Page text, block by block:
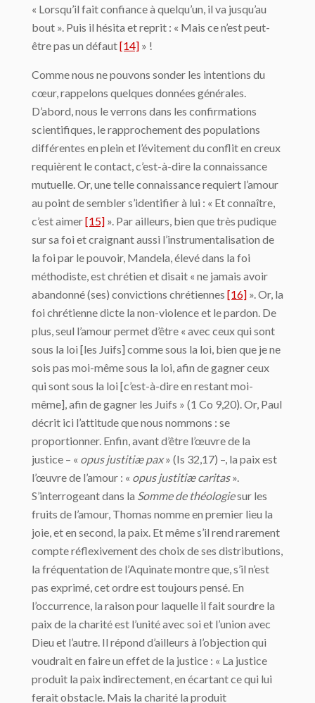
« Lorsqu’il fait confiance à quelqu’un, il va jusqu’au
bout ». Puis il hésita et reprit : « Mais ce n’est peut-
être pas un défaut[14] » !
Comme nous ne pouvons sonder les intentions du
cœur, rappelons quelques données générales.
D’abord, nous le verrons dans les confirmations
scientifiques, le rapprochement des populations
différentes en plein et l’évitement du conflit en creux
requièrent le contact, c’est-à-dire la connaissance
mutuelle. Or, une telle connaissance requiert l’amour
au point de sembler s’identifier à lui : « Et connaître,
c’est aimer[15] ». Par ailleurs, bien que très pudique
sur sa foi et craignant aussi l’instrumentalisation de
la foi par le pouvoir, Mandela, élevé dans la foi
méthodiste, est chrétien et disait « ne jamais avoir
abandonné (ses) convictions chrétiennes [16] ». Or, la
foi chrétienne dicte la non-violence et le pardon. De
plus, seul l’amour permet d’être « avec ceux qui sont
sous la loi [les Juifs] comme sous la loi, bien que je ne
sois pas moi-même sous la loi, afin de gagner ceux
qui sont sous la loi [c’est-à-dire en restant moi-
même], afin de gagner les Juifs » (1 Co 9,20). Or, Paul
décrit ici l’attitude que nous nommons : se
proportionner. Enfin, avant d’être l’œuvre de la
justice – « opus justitiæ pax» (Is 32,17) –, la paix est
l’œuvre de l’amour : « opus justitiæ caritas».
S’interrogeant dans la Somme de théologiesur les
fruits de l’amour, Thomas nomme en premier lieu la
joie, et en second, la paix. Et même s’il rend rarement
compte réflexivement des choix de ses distributions,
la fréquentation de l’Aquinate montre que, s’il n’est
pas exprimé, cet ordre est toujours pensé. En
l’occurrence, la raison pour laquelle il fait sourdre la
paix de la charité est l’unité avec soi et l’union avec
Dieu et l’autre. Il répond d’ailleurs à l’objection qui
voudrait en faire un effet de la justice : « La justice
produit la paix indirectement, en écartant ce qui lui
ferait obstacle. Mais la charité la produit